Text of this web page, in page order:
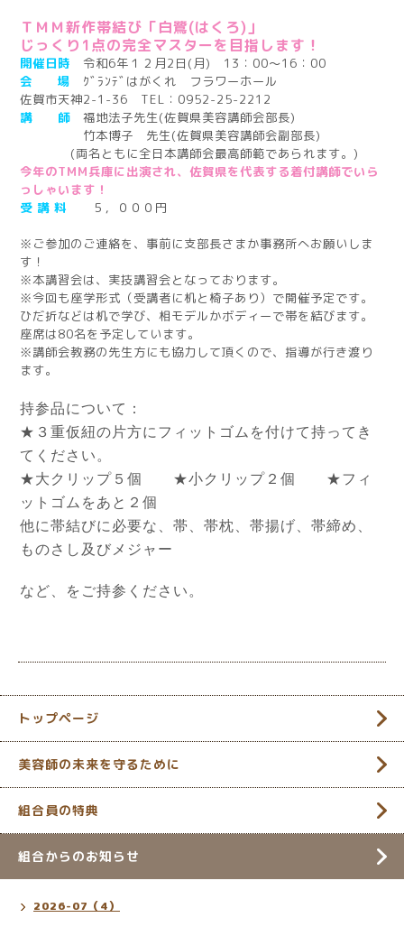
ＴＭＭ新作帯結び「白鷺(はくろ)」
じっくり1点の完全マスターを目指します！
開催日時 令和6年１２月2日(月) 13：00～16：00
会 場 ｸﾞﾗﾝﾃﾞはがくれ フラワーホール
佐賀市天神2-1-36 TEL：0952-25-2212
講 師 福地法子先生(佐賀県美容講師会部長)
竹本博子 先生(佐賀県美容講師会副部長)
(両名ともに全日本講師会最高師範であられます。)
今年のTMM兵庫に出演され、佐賀県を代表する着付講師でいら
っしゃいます！
受 講 料 ５，０００円
※ご参加のご連絡を、事前に支部長さまか事務所へお願いしま
す！
※本講習会は、実技講習会となっております。
※今回も座学形式（受講者に机と椅子あり）で開催予定です。
ひだ折などは机で学び、相モデルかボディーで帯を結びます。
座席は80名を予定しています。
※講師会教務の先生方にも協力して頂くので、指導が行き渡り
ます。
持参品について：
★３重仮紐の片方にフィットゴムを付けて持ってき
てください。
★大クリップ５個 ★小クリップ２個 ★フィ
ットゴムをあと２個
他に帯結びに必要な、帯、帯枕、帯揚げ、帯締め、
ものさし及びメジャー
など、をご持参ください。
トップページ
美容師の未来を守るために
組合員の特典
組合からのお知らせ
2026-07（4）